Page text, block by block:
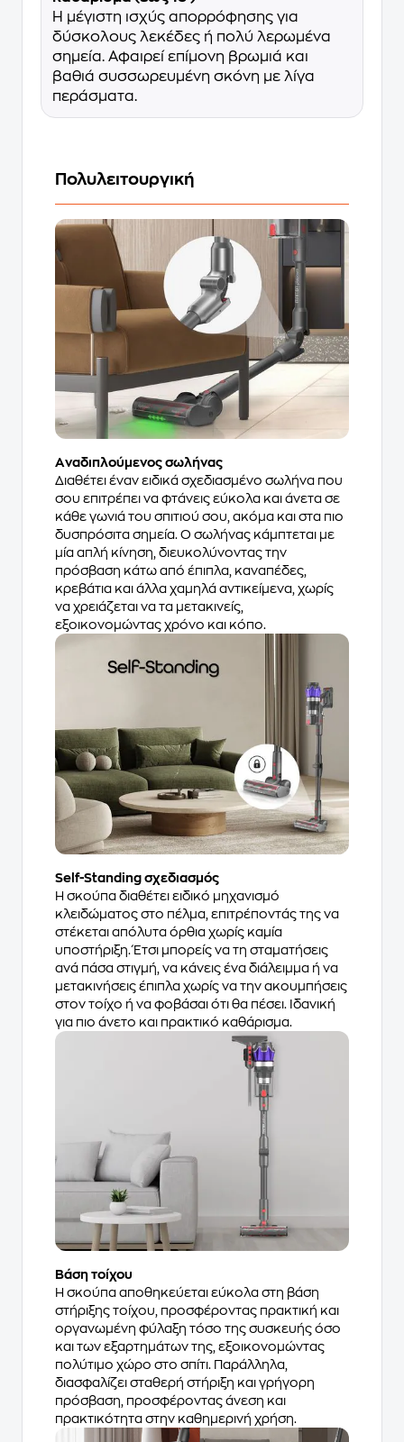
Η μέγιστη ισχύς απορρόφησης για
δύσκολους λεκέδες ή πολύ λερωμένα
σημεία. Αφαιρεί επίμονη βρωμιά και
βαθιά συσσωρευμένη σκόνη με λίγα
περάσματα.
Πολυλειτουργική
Aναδιπλούμενος σωλήνας
Διαθέτει έναν ειδικά σχεδιασμένο σωλήνα που
σου επιτρέπει να φτάνεις εύκολα και άνετα σε
κάθε γωνιά του σπιτιού σου, ακόμα και στα πιο
δυσπρόσιτα σημεία. Ο σωλήνας κάμπτεται με
μία απλή κίνηση, διευκολύνοντας την
πρόσβαση κάτω από έπιπλα, καναπέδες,
κρεβάτια και άλλα χαμηλά αντικείμενα, χωρίς
να χρειάζεται να τα μετακινείς,
εξοικονομώντας χρόνο και κόπο.
Self-Standing σχεδιασμός
Η σκούπα διαθέτει ειδικό μηχανισμό
κλειδώματος στο πέλμα, επιτρέποντάς της να
στέκεται απόλυτα όρθια χωρίς καμία
υποστήριξη. Έτσι μπορείς να τη σταματήσεις
ανά πάσα στιγμή, να κάνεις ένα διάλειμμα ή να
μετακινήσεις έπιπλα χωρίς να την ακουμπήσεις
στον τοίχο ή να φοβάσαι ότι θα πέσει. Ιδανική
για πιο άνετο και πρακτικό καθάρισμα.
Βάση τοίχου
Η σκούπα αποθηκεύεται εύκολα στη βάση
στήριξης τοίχου, προσφέροντας πρακτική και
οργανωμένη φύλαξη τόσο της συσκευής όσο
και των εξαρτημάτων της, εξοικονομώντας
πολύτιμο χώρο στο σπίτι. Παράλληλα,
διασφαλίζει σταθερή στήριξη και γρήγορη
πρόσβαση, προσφέροντας άνεση και
πρακτικότητα στην καθημερινή χρήση.